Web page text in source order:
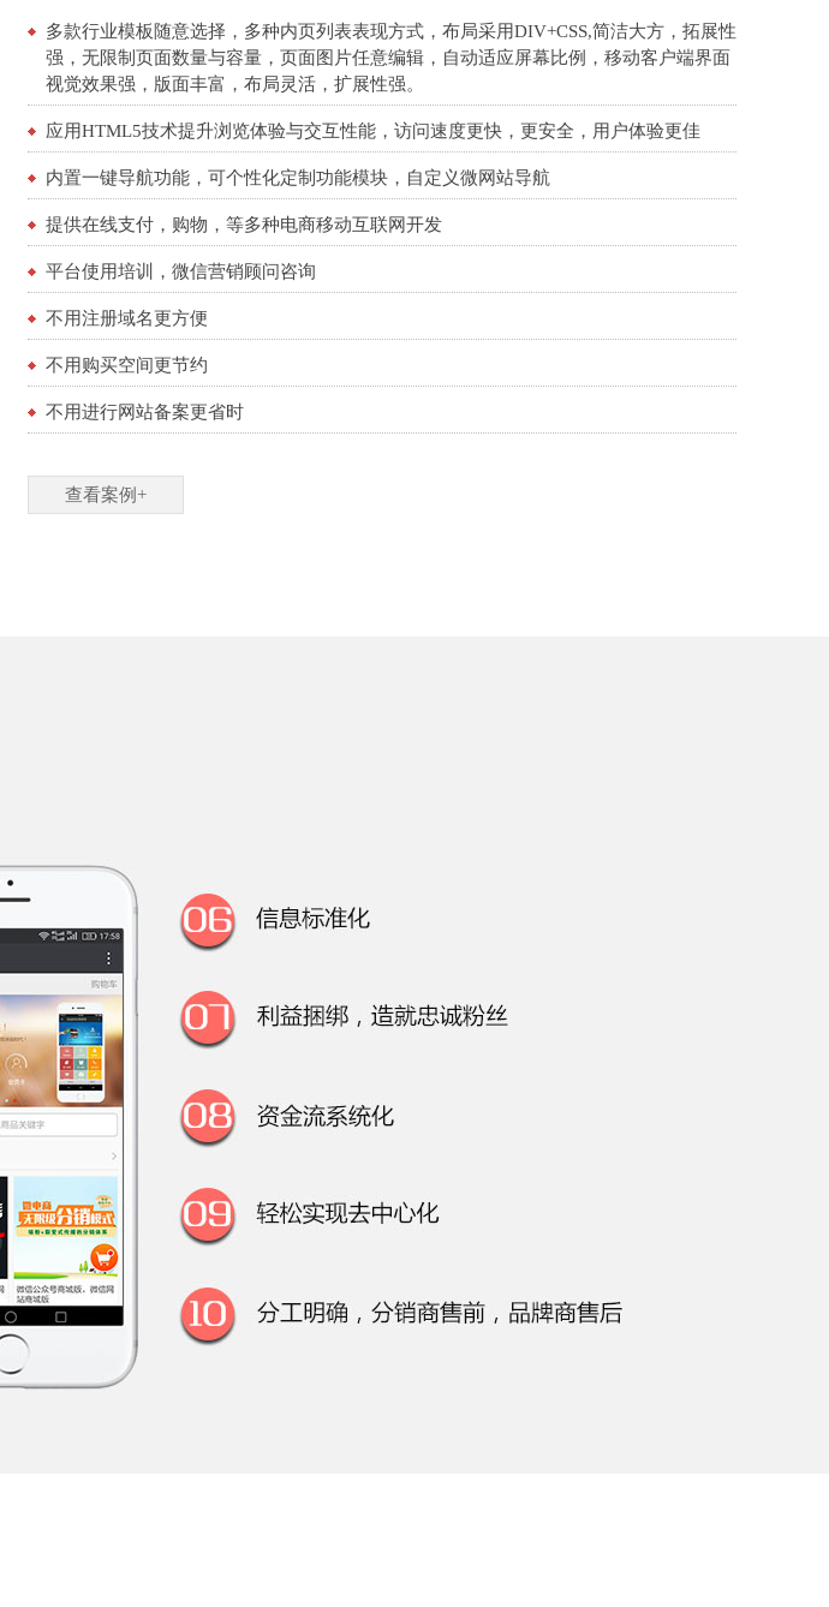
多款行业模板随意选择，多种内页列表表现方式，布局采用DIV+CSS,简洁大方，拓展性
强，无限制页面数量与容量，页面图片任意编辑，自动适应屏幕比例，移动客户端界面
视觉效果强，版面丰富，布局灵活，扩展性强。
应用HTML5技术提升浏览体验与交互性能，访问速度更快，更安全，用户体验更佳
内置一键导航功能，可个性化定制功能模块，自定义微网站导航
提供在线支付，购物，等多种电商移动互联网开发
平台使用培训，微信营销顾问咨询
不用注册域名更方便
不用购买空间更节约
不用进行网站备案更省时
查看案例+